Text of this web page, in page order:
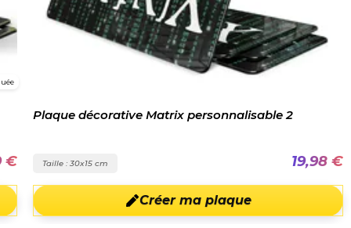
€
Plaque décorative Matrix personnalisable 2
Taille : 30x15 cm 19,98 €
Créer ma plaque